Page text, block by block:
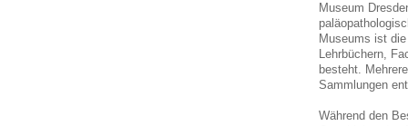
Museum
Museums ist
Lehrbüchern,
besteht.
Sammlungen
Während den